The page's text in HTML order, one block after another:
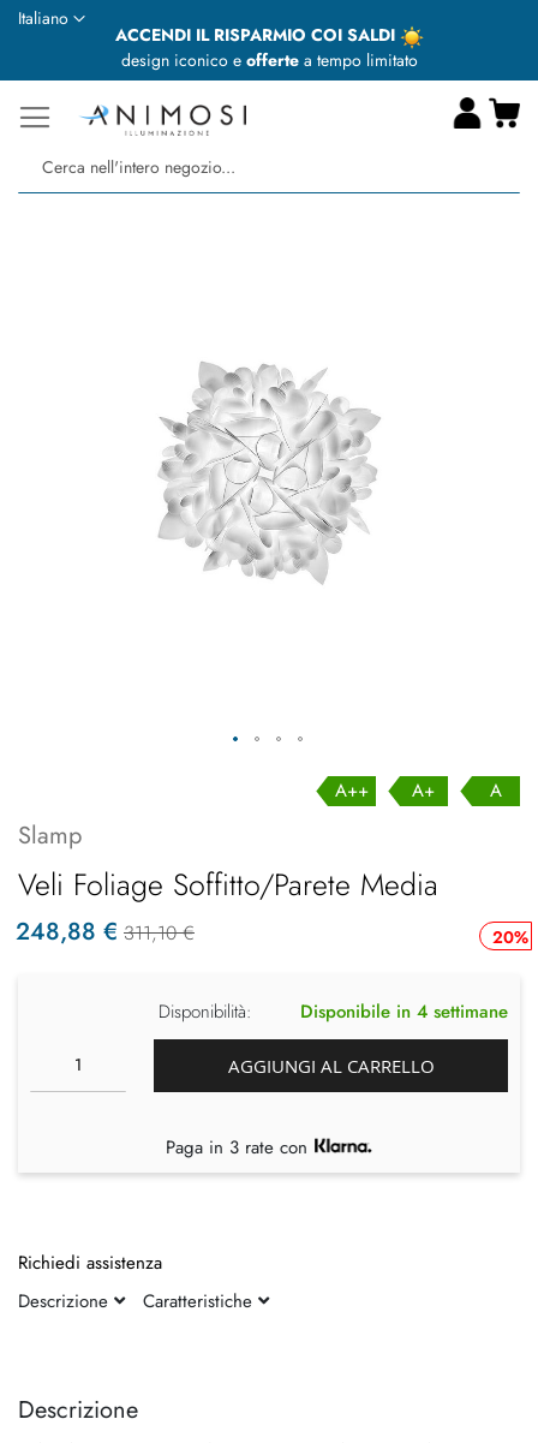
ACCENDI IL RISPARMIO COI SALDI
design iconico e offertea tempo limitato
Lingua
Italiano
fine
della
Descrizione
A++ A+ A
Slamp
Veli Foliage Soffitto/Parete Media
20%
248,88 € 311,10 €
Disponibilità: Disponibile in 4 settimane
AGGIUNGI AL CARRELLO
Paga in 3 rate con
Richiedi assistenza
Descrizione
Caratteristiche